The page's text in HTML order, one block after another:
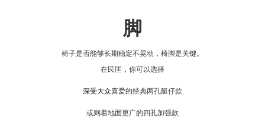
脚
椅子是否能够长期稳定不晃动，椅脚是关键。
在民匡，你可以选择
深受大众喜爱的经典两孔艇仔款
或则着地面更广的四孔加强款